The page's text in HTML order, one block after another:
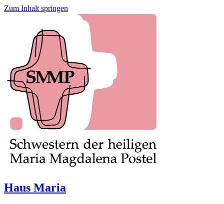
Zum Inhalt springen
Haus Maria